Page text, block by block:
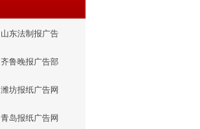
山东法制报广告
齐鲁晚报广告部
潍坊报纸广告网
青岛报纸广告网